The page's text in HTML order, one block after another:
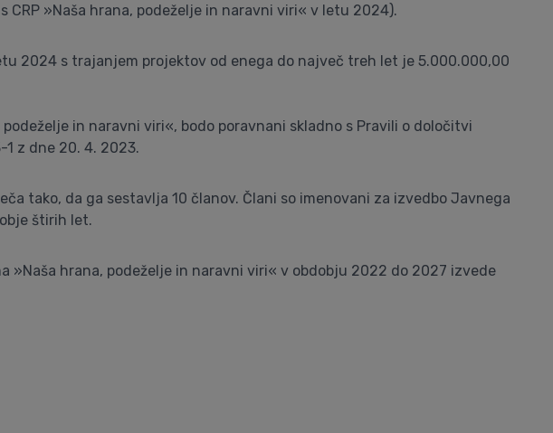
»Naša hrana, podeželje in naravni viri« v letu 2024).
2024 s trajanjem projektov od enega do največ treh let je 5.000.000,00
in naravni viri«, bodo poravnani skladno s Pravili o določitvi
z dne 20. 4. 2023.
tako, da ga sestavlja 10 članov. Člani so imenovani za izvedbo Javnega
štirih let.
»Naša hrana, podeželje in naravni viri« v obdobju 2022 do 2027 izvede